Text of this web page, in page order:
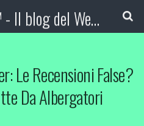
Booking Blog™ - Il blog del Web Marketing Turistico
Le Recensioni False?
Da Albergatori